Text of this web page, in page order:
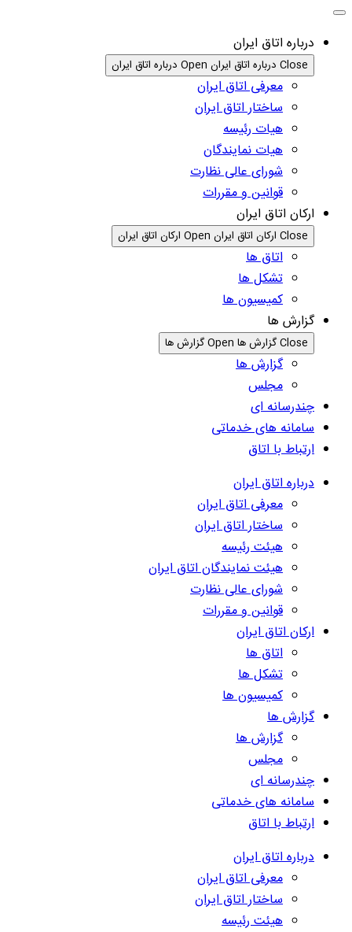
درباره اتاق ایران
Close درباره اتاق ایران Open درباره اتاق ایران
معرفی اتاق ایران
ساختار اتاق ایران
هیات رئیسه
هیات نمایندگان
شورای عالی نظارت
قوانین و مقررات
ارکان اتاق ایران
Close ارکان اتاق ایران Open ارکان اتاق ایران
اتاق ها
تشکل ها
کمیسیون ها
گزارش ها
Close گزارش ها Open گزارش ها
گزارش ها
مجلس
چندرسانه ای
سامانه های خدماتی
ارتباط با اتاق
درباره اتاق ایران
معرفی اتاق ایران
ساختار اتاق ایران
هیئت رئیسه
هیئت نمایندگان اتاق ایران
شورای عالی نظارت
قوانین و مقررات
ارکان اتاق ایران
اتاق ها
تشکل ها
کمیسیون ها
گزارش ها
گزارش ها
مجلس
چندرسانه ای
سامانه های خدماتی
ارتباط با اتاق
درباره اتاق ایران
معرفی اتاق ایران
ساختار اتاق ایران
هیئت رئیسه